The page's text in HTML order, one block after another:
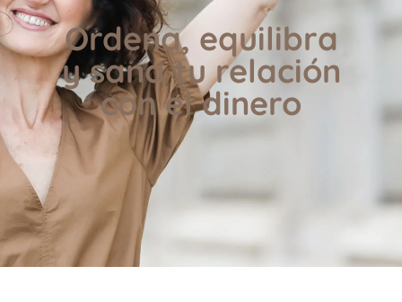
Ordena, equilibra
y sana tu relación
con el dinero